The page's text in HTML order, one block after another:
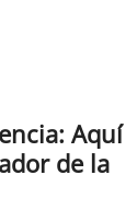
Aquí
de la